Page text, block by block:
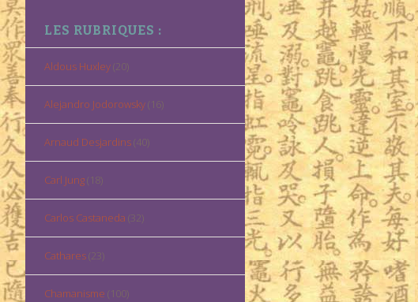
LES RUBRIQUES :
Aldous Huxley(20)
Alejandro Jodorowsky(16)
Arnaud Desjardins(40)
Carl Jung(18)
Carlos Castaneda (32)
Cathares(23)
Chamanisme (100)